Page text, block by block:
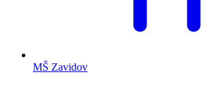
MŠ Zavidov